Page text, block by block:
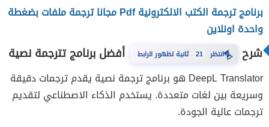
برنامج ترجمة الكتب الالكترونية Pdf مجانا ترجمة ملفات بضغطة
واحدة اونلاين
شرح ⏳انتظر 20 ثانية لظهور الرابط أفضل برنامج تترجمة نصية
DeepL Translator هو برنامج ترجمة نصية يقدم ترجمات دقيقة
وسريعة بين لغات متعددة. يستخدم الذكاء الاصطناعي لتقديم
ترجمات عالية الجودة.